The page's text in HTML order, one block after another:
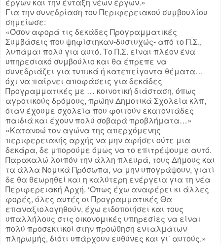
Για την συνεδρίαση του Περιφερειακού συμβουλίου
σημείωσε:
«Όσον αφορά τις δεκάδες Προγραμματικές
Συμβάσεις που ψηφίστηκαν-δυστυχώς- από το Π.Σ.,
λυπάμαι πολύ για αυτό. Το Π.Σ. είναι πλέον ένα
υπηρεσιακό συμβούλιο και θα έπρεπε να
συνεδριάζει για τυπικά ή κατεπείγοντα θέματα…
όχι να παίρνει αποφάσεις για δεκάδες
Προγραμματικές με … κοινοτική διάσταση, όπως
αγροτικούς δρόμους, πρώην Δημοτικά Σχολεία κλπ,
όταν έχουμε σχολεία που φοιτούν εκατοντάδες
παιδιά και έχουν πολύ σοβαρά προβλήματα…»
«Κατανοώ τον αγώνα της απερχόμενης
περιφερειακής αρχής να μην αφήσει ούτε μια
δεκάρα, δε μπορούμε όμως να το επιτρέψουμε αυτό.
Παρακαλώ λοιπόν την άλλη πλευρά, τους Δήμους και
τα άλλα Νομικά Πρόσωπα, να μην υπογράψουν, γιατί
δε θα θεωρηθεί και η καλύτερη ενέργεια για τη νέα
Περιφερειακή Αρχή. ‘Οπως έχω αναφέρει κι άλλες
φορές, όλες αυτές οι Προγραμματικές Θα
επαναξιολογηθούν, έχω ειδοποιήσει και τους
υπαλλήλους στις οικονομικές υπηρεσίες να είναι
πολύ προσεκτικοί στην προώθηση ενταλμάτων
πληρωμής, διότι υπάρχουν ευθύνες και γι’ αυτούς.»